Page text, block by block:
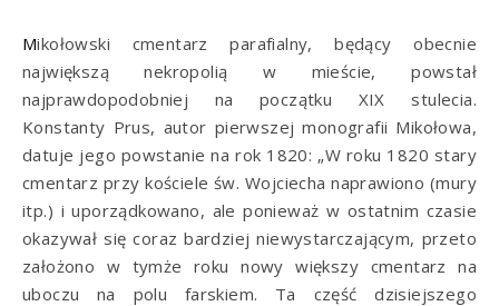
Mikołowski cmentarz parafialny, będący obecnie
największą nekropolią w mieście, powstał
najprawdopodobniej na początku XIX stulecia.
Konstanty Prus, autor pierwszej monografii Mikołowa,
datuje jego powstanie na rok 1820: „W roku 1820 stary
cmentarz przy kościele św. Wojciecha naprawiono (mury
itp.) i uporządkowano, ale ponieważ w ostatnim czasie
okazywał się coraz bardziej niewystarczającym, przeto
założono w tymże roku nowy większy cmentarz na
uboczu na polu farskiem. Ta część dzisiejszego